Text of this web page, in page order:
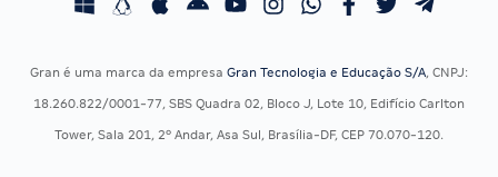
Gran é uma marca da empresa Gran Tecnologia e Educação S/A, CNPJ:
18.260.822/0001-77, SBS Quadra 02, Bloco J, Lote 10, Edifício Carlton
Tower, Sala 201, 2º Andar, Asa Sul, Brasília-DF, CEP 70.070-120.